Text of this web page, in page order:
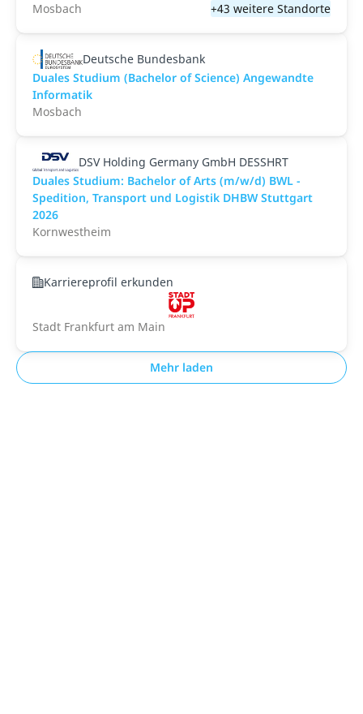
Mosbach
+43 weitere Standorte
Deutsche Bundesbank
Duales Studium (Bachelor of Science) Angewandte
Informatik
Mosbach
DSV Holding Germany GmbH DESSHRT
Duales Studium: Bachelor of Arts (m/w/d) BWL -
Spedition, Transport und Logistik DHBW Stuttgart
2026
Kornwestheim
Karriereprofil erkunden
Stadt Frankfurt am Main
Mehr laden